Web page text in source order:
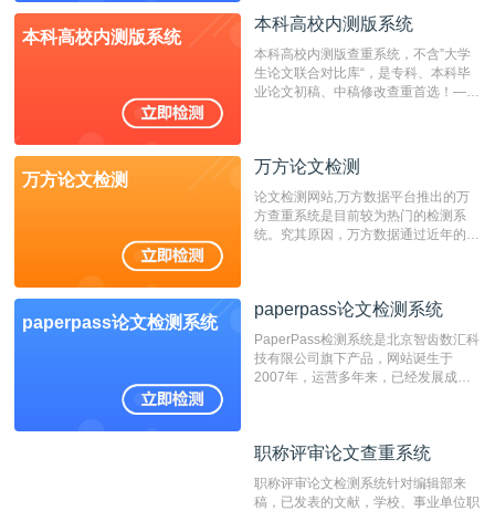
成时间作为发表日期。
本科高校内测版系统
本科高校内测版系统
本科高校内测版查重系统，不含”大学
生论文联合对比库“，是专科、本科毕
业论文初稿、中稿修改查重首选！——
万方论文检测
万方论文检测
论文检测网站,万方数据平台推出的万
方查重系统是目前较为热门的检测系
统。究其原因，万方数据通过近年的发
非。其次，相对于知网而言，万方检测
重的推荐系统。
paperpass论文检测系统
paperpass论文检测系统
PaperPass检测系统是北京智齿数汇科
技有限公司旗下产品，网站诞生于
2007年，运营多年来，已经发展成为
检测速度快、精度高，市场反映良好。
职称评审论文查重系统
职称评审论文检测系统针对编辑部来
稿，已发表的文献，学校、事业单位职